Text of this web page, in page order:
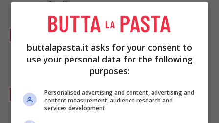
uniteli all’orzo.
Aggiungete anche i ceci, la cipolla tritata
finemente, il sale, il pepe, l’olio extra
vergine di oliva ed il prezzemolo tritato.
Mescolate bene e trasferite in frigo fino al
momento di servire.
buttalapasta.it asks for your consent to
use your personal data for the following
purposes:
Personalised advertising and content, advertising and
content measurement, audience research and
services development